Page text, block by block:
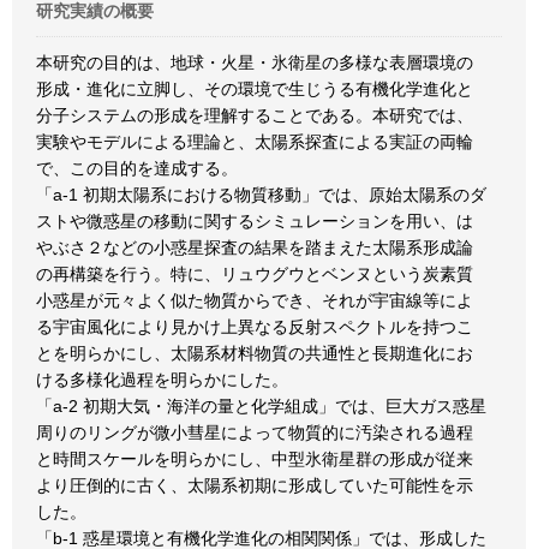
研究実績の概要
本研究の目的は、地球・火星・氷衛星の多様な表層環境の
形成・進化に立脚し、その環境で生じうる有機化学進化と
分子システムの形成を理解することである。本研究では、
実験やモデルによる理論と、太陽系探査による実証の両輪
で、この目的を達成する。
「a-1 初期太陽系における物質移動」では、原始太陽系のダ
ストや微惑星の移動に関するシミュレーションを用い、は
やぶさ２などの小惑星探査の結果を踏まえた太陽系形成論
の再構築を行う。特に、リュウグウとベンヌという炭素質
小惑星が元々よく似た物質からでき、それが宇宙線等によ
る宇宙風化により見かけ上異なる反射スペクトルを持つこ
とを明らかにし、太陽系材料物質の共通性と長期進化にお
ける多様化過程を明らかにした。
「a-2 初期大気・海洋の量と化学組成」では、巨大ガス惑星
周りのリングが微小彗星によって物質的に汚染される過程
と時間スケールを明らかにし、中型氷衛星群の形成が従来
より圧倒的に古く、太陽系初期に形成していた可能性を示
した。
「b-1 惑星環境と有機化学進化の相関関係」では、形成した